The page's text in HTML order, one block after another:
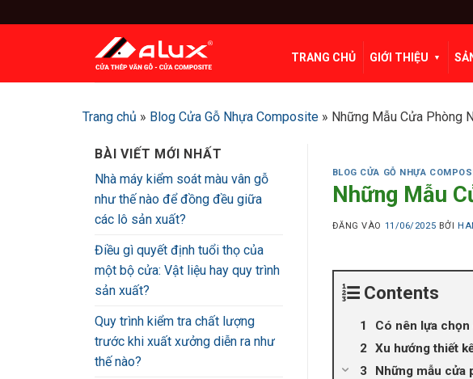
qua
TRANG CHỦ GIỚI THIỆU
Trang chủ » Blog Cửa Gỗ Nhựa Composite » Những Mẫu Cửa Phòng
BÀI VIẾT MỚI NHẤT
Nhà máy kiểm soát màu vân gỗ
như thế nào để đồng đều giữa
các lô sản xuất?
Điều gì quyết định tuổi thọ của
một bộ cửa: Vật liệu hay quy trình
sản xuất?
Quy trình kiểm tra chất lượng
trước khi xuất xưởng diễn ra như
thế nào?
BLOG CỬA GỖ NHỰA
Những Mẫu
ĐĂNG VÀO 11/06/2025 BỞI
Contents
Có nên lựa
Xu hướng thiết
Những mẫu cửa